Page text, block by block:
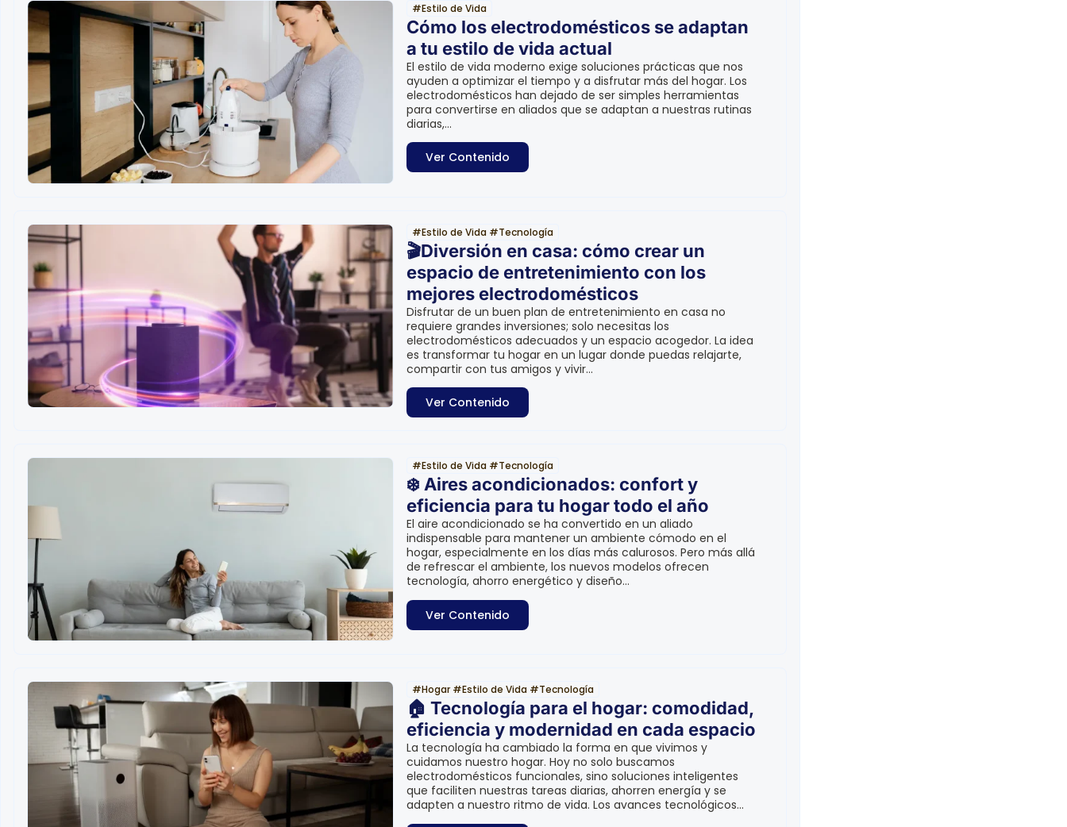
#Estilo de Vida
Cómo los electrodomésticos se adaptan
a tu estilo de vida actual
El estilo de vida moderno exige soluciones prácticas que nos
ayuden a optimizar el tiempo y a disfrutar más del hogar. Los
electrodomésticos han dejado de ser simples herramientas
para convertirse en aliados que se adaptan a nuestras rutinas
diarias,...
Ver Contenido
#Estilo de Vida#Tecnología
🎬Diversión en casa: cómo crear un
espacio de entretenimiento con los
mejores electrodomésticos
Disfrutar de un buen plan de entretenimiento en casa no
requiere grandes inversiones; solo necesitas los
electrodomésticos adecuados y un espacio acogedor. La idea
es transformar tu hogar en un lugar donde puedas relajarte,
compartir con tus amigos y vivir...
Ver Contenido
#Estilo de Vida#Tecnología
❄️ Aires acondicionados: confort y
eficiencia para tu hogar todo el año
El aire acondicionado se ha convertido en un aliado
indispensable para mantener un ambiente cómodo en el
hogar, especialmente en los días más calurosos. Pero más allá
de refrescar el ambiente, los nuevos modelos ofrecen
tecnología, ahorro energético y diseño...
Ver Contenido
#Hogar#Estilo de Vida#Tecnología
🏠 Tecnología para el hogar: comodidad,
eficiencia y modernidad en cada espacio
La tecnología ha cambiado la forma en que vivimos y
cuidamos nuestro hogar. Hoy no solo buscamos
electrodomésticos funcionales, sino soluciones inteligentes
que faciliten nuestras tareas diarias, ahorren energía y se
adapten a nuestro ritmo de vida. Los avances tecnológicos...